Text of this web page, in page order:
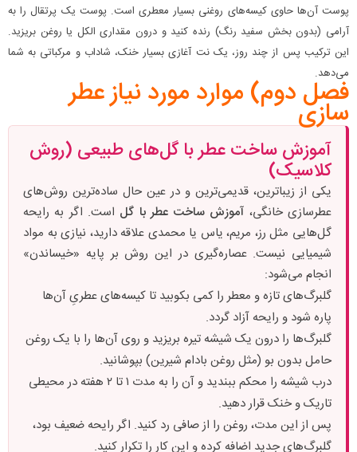
پوست آن‌ها حاوی کیسه‌های روغنی بسیار معطری است. پوست یک پرتقال را به
آرامی (بدون بخش سفید رنگ) رنده کنید و درون مقداری الکل یا روغن بریزید.
این ترکیب پس از چند روز، یک نت آغازی بسیار خنک، شاداب و مرکباتی به شما
می‌دهد.
فصل دوم) موارد مورد نیاز عطر
سازی
آموزش ساخت عطر با گل‌های طبیعی (روش
کلاسیک)
یکی از زیباترین، قدیمی‌ترین و در عین حال ساده‌ترین روش‌های
عطرسازی خانگی، آموزش ساخت عطر با گل است. اگر به رایحه
گل‌هایی مثل رز، مریم، یاس یا محمدی علاقه دارید، نیازی به مواد
شیمیایی نیست. عصاره‌گیری در این روش بر پایه «خیساندن»
انجام می‌شود:
گلبرگ‌های تازه و معطر را کمی بکوبید تا کیسه‌های عطریِ آن‌ها
پاره شود و رایحه آزاد گردد.
گلبرگ‌ها را درون یک شیشه تیره بریزید و روی آن‌ها را با یک روغن
حامل بدون بو (مثل روغن بادام شیرین) بپوشانید.
درب شیشه را محکم ببندید و آن را به مدت ۱ تا ۲ هفته در محیطی
تاریک و خنک قرار دهید.
پس از این مدت، روغن را از صافی رد کنید. اگر رایحه ضعیف بود،
گلبرگ‌های جدید اضافه کرده و این کار را تکرار کنید.